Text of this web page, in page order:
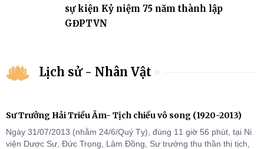
sự kiện Kỷ niệm 75 năm thành lập
GĐPTVN
Lịch sử - Nhân Vật
Sư Trưởng Hải Triều Âm- Tịch chiếu vô song (1920-2013)
Ngày 31/07/2013 (nhằm 24/6/Quý Tỵ), đúng 11 giờ 56 phút, tại Ni
viện Dược Sư, Đức Trọng, Lâm Đồng, Sư trưởng thu thần thị tịch,